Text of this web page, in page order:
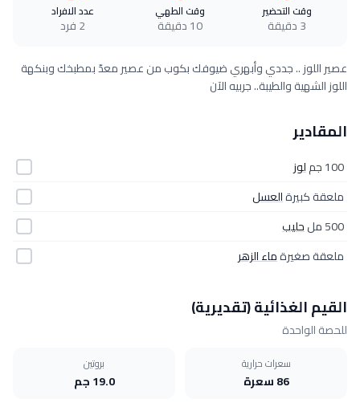
وقت التحضير
3 دقيقة
وقت الطهي
10 دقيقة
عدد الافراد
2 فرد
عصير اللوز .. جددي وأبهري ضيوفك بكوب من عصير معدّ بمطبخك وبنكهة
اللوز الشهية والطيبة.. جربيه الآن
المقادير
100 جم
لوز
ملعقة كبيرةالعسل
500 مل
حليب
ملعقة صغيرةماء الزهر
القيم الغذائية (تقديرية)
للحصة الواحدة
سعرات حرارية
86 سعرة
بروتين
19.0 جم